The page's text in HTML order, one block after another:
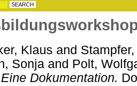
Klaus and
Sonja and Polt,
Dokumentation.